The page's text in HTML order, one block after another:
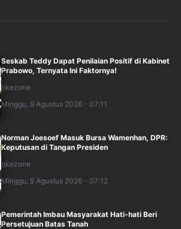
Seskab Teddy Dapat Penilaian Positif di Kabinet
Prabowo, Ternyata Ini Faktornya!
okezone
Minggu, 9 Agustus 2026 - 07:11
Norman Joesoef Masuk Bursa Wamenhan, DPR:
Keputusan di Tangan Presiden
okezone
Minggu, 9 Agustus 2026 - 07:12
Pemerintah Imbau Masyarakat Hati-hati Beri
Persetujuan Batas Tanah